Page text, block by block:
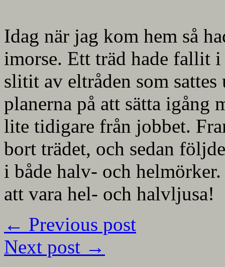
Idag när jag kom hem så
imorse. Ett träd hade fallit
slitit av eltråden som
planerna på att sätta igång
lite tidigare från jobbet.
bort trädet, och sedan
i både halv- och
att vara hel- och halvljusa!
← Previous post
Next post →